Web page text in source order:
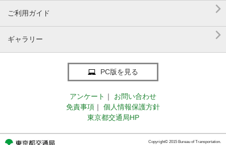
ご利用ガイド 
ギャラリー 
PC版を見る
アンケート ｜
お問い合わせ
免責事項 ｜
個人情報保護方針
東京都交通局HP
Copyright© 2015 Bureau of Transportation.